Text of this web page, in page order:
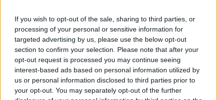
If you wish to opt-out of the sale, sharing to third parties, or
processing of your personal or sensitive information for
targeted advertising by us, please use the below opt-out
section to confirm your selection. Please note that after your
opt-out request is processed you may continue seeing
interest-based ads based on personal information utilized by
us or personal information disclosed to third parties prior to
your opt-out. You may separately opt-out of the further
Biden, primo presidente USA non in guerra
Papa Bergoglio vedrà Viktor Orbán
Bennet, un giorno in attesa di Biden
Il ritorno dei talebani
​La lenta agonia del Libano
Sudafrica, è allarme alimentare
Usa di nuovo al centro della geopolitica internazionale
L’appuntamento di Israele con il cambiamento